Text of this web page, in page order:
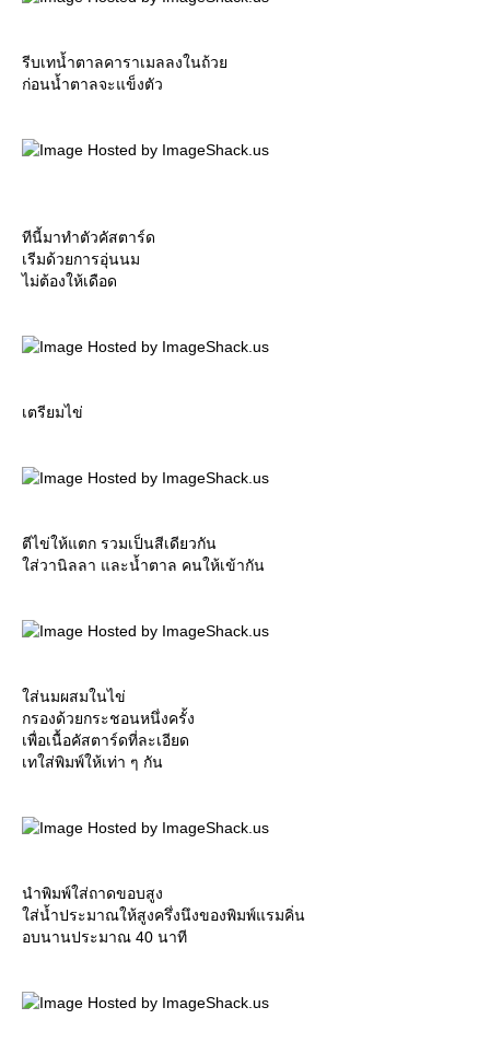
รีบเทน้ำตาลคาราเมลลงในถ้ว
ก่อนน้ำตาลจะแข็งตัว
ทีนี้มาทำตัวคัสตาร์ด
เรีมด้วยการอุ่นนม
ไม่ต้องให้เดือด
เตรียมไข่
ตีไข่ให้แตก รวมเป็นสีเดียวกัน
ส่วานิลลา และน้ำตาล คนให้เข้ากัน
ส่นมผสมในไข่
กรองด้วยกระชอนหนึ่งครั้ง
เพื่อเนื้อคัสตาร์ดที่ละเอียด
เทใส่พิมพ์ให้เท่า ๆ กัน
นำพิมพ์ใส่ถาดขอบสูง
ส่น้ำประมาณให้สูงครึ่งนึงของพิมพ์แรมคิ่น
อบนานประมาณ 40 นาที